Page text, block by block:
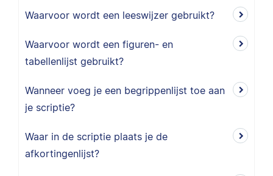
Waarvoor wordt een leeswijzer gebruikt?
Waarvoor wordt een figuren- en
tabellenlijst gebruikt?
Wanneer voeg je een begrippenlijst toe aan
je scriptie?
Waar in de scriptie plaats je de
afkortingenlijst?